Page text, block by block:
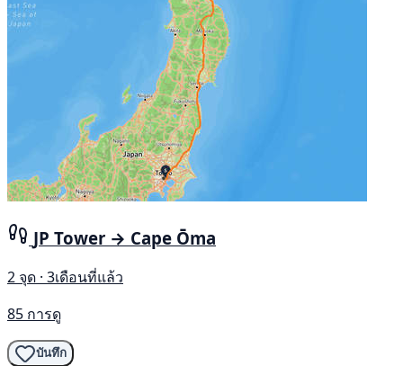
JP Tower → Cape Ōma
2 จุด · 3เดือนที่แล้ว
85 การดู
บันทึก